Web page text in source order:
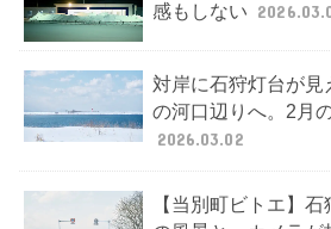
感もしない
対岸に石狩灯台が
の河口辺りへ。2月
2026.03.02
【当別町ビトエ】